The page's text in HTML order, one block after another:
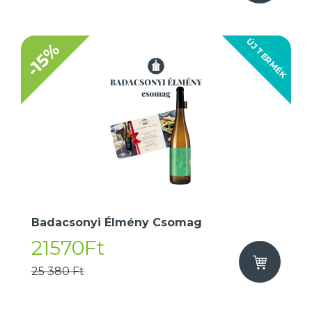
ÚJ TERMÉK
-15%
Badacsonyi Élmény Csomag
21570Ft
25 380 Ft